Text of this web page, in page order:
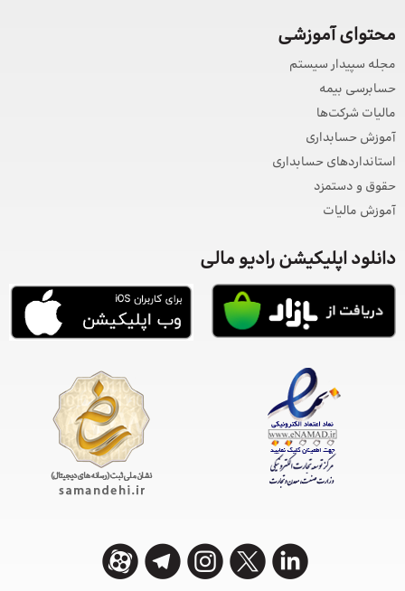
محتوای آموزشی
مجله سپیدار سیستم
حسابرسی بیمه
مالیات شرکت‌ها
آموزش حسابداری
استانداردهای حسابداری
حقوق و دستمزد
آموزش مالیات
دانلود اپلیکیشن رادیو مالی